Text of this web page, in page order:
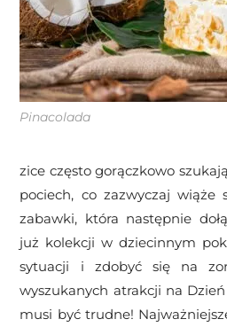
Pinacolada
zice często gorączkowo
pociech, co zazwyczaj
zabawki, która następnie
już kolekcji w dziecinnym
sytuacji i zdobyć się na
wyszukanych atrakcji na
musi być trudne!